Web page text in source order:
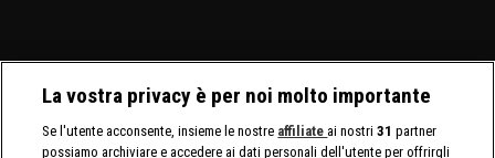
La vostra privacy è per noi molto importante
Se l'utente acconsente, insieme le nostre affiliate ai nostri31 partner
possiamo archiviare e accedere ai dati personali dell'utente per offrirgli